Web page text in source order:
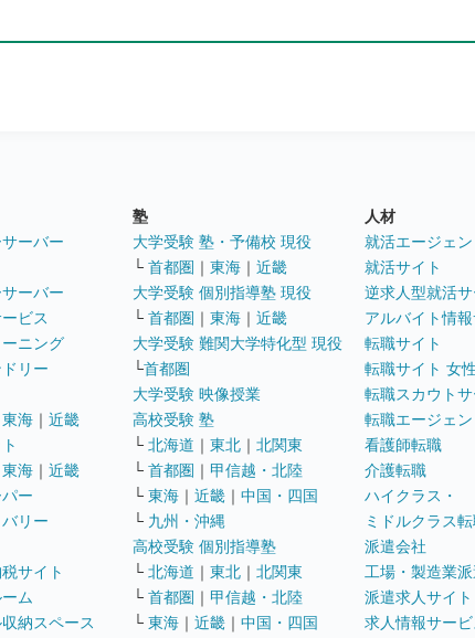
ーバー
ーバー
ビス
ニング
リー
東海 ｜ 近畿
東海 ｜ 近畿
ー
リー
サイト
ム
納スペース
塾
大学受験 塾・予備校 現役
└ 首都圏 ｜ 東海 ｜ 近畿
大学受験 個別指導塾 現役
└ 首都圏 ｜ 東海 ｜ 近畿
大学受験 難関大学特化型 現役
└首都圏
大学受験 映像授業
高校受験 塾
└ 北海道 ｜ 東北 ｜ 北関東
└ 首都圏 ｜ 甲信越・北陸
└ 東海 ｜ 近畿 ｜ 中国・四国
└ 九州・沖縄
高校受験 個別指導塾
└ 北海道 ｜ 東北 ｜ 北関東
└ 首都圏 ｜ 甲信越・北陸
└ 東海 ｜ 近畿 ｜ 中国・四国
人材
就活エージェン
就活サイト
逆求人型就活サ
アルバイト情報
転職サイト
転職サイト 女性
転職スカウトサ
転職エージェン
看護師転職
介護転職
ハイクラス・
ミドルクラス
派遣会社
工場・製造業派
派遣求人サイト
求人情報サービ